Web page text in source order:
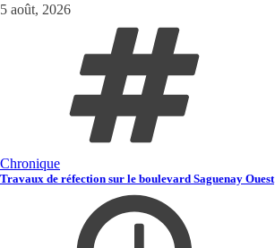
5 août, 2026
Chronique
Travaux de réfection sur le boulevard Saguenay Ouest